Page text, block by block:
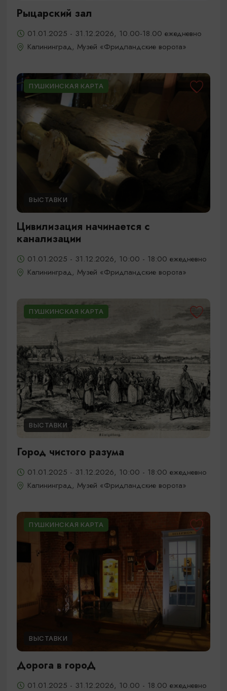
Рыцарский зал
01.01.2025 - 31.12.2026, 10.00-18.00 ежедневно
Калининград, Музей «Фридландские ворота»
ПУШКИНСКАЯ КАРТА
ВЫСТАВКИ
Цивилизация начинается с
канализации
01.01.2025 - 31.12.2026, 10:00 - 18:00 ежедневно
Калининград, Музей «Фридландские ворота»
ПУШКИНСКАЯ КАРТА
ВЫСТАВКИ
Город чистого разума
01.01.2025 - 31.12.2026, 10:00 - 18:00 ежедневно
Калининград, Музей «Фридландские ворота»
ПУШКИНСКАЯ КАРТА
ВЫСТАВКИ
Дорога в гороД
01.01.2025 - 31.12.2026, 10.00 - 18.00 ежедневно